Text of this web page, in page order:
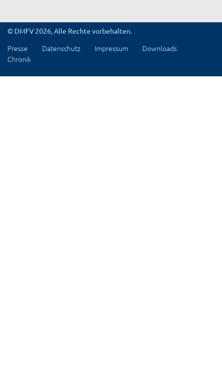
© DMFV 2026, Alle Rechte vorbehalten.
Presse Datenschutz Impressum
Downloads
Chronik